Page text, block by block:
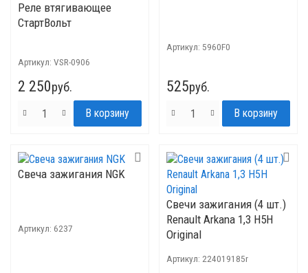
Реле втягивающее
СтартВольт
Артикул: VSR-0906
2 250руб.
Артикул: 5960F0
525руб.
Свеча зажигания NGK
Артикул: 6237
Свечи зажигания (4 шт.)
Renault Arkana 1,3 H5H
Original
Артикул: 224019185r